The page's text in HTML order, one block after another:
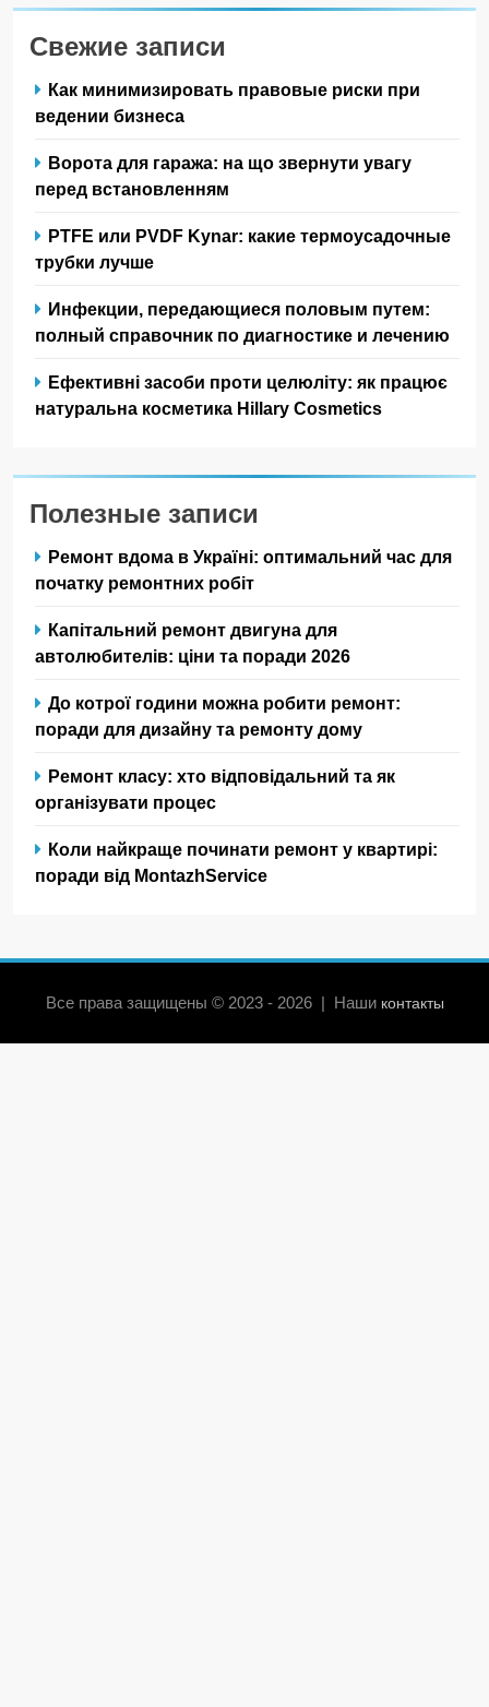
Свежие записи
Как минимизировать правовые риски при
ведении бизнеса
Ворота для гаража: на що звернути увагу
перед встановленням
PTFE или PVDF Kynar: какие термоусадочные
трубки лучше
Инфекции, передающиеся половым путем:
полный справочник по диагностике и лечению
Ефективні засоби проти целюліту: як працює
натуральна косметика Hillary Cosmetics
Полезные записи
Ремонт вдома в Україні: оптимальний час для
початку ремонтних робіт
Капітальний ремонт двигуна для
автолюбителів: ціни та поради 2026
До котрої години можна робити ремонт:
поради для дизайну та ремонту дому
Ремонт класу: хто відповідальний та як
організувати процес
Коли найкраще починати ремонт у квартирі:
поради від MontazhService
Все права защищены © 2023 - 2026 | Наши контакты